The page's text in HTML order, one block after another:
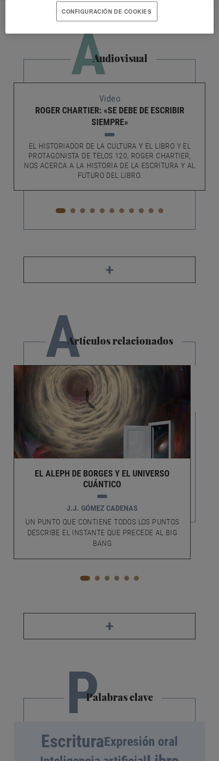
AAudiovisual
Video
ROGER CHARTIER: «SE DEBE DE ESCRIBIR
SIEMPRE»
EL HISTORIADOR DE LA CULTURA Y EL LIBRO Y EL
PROTAGONISTA DE TELOS 120, ROGER CHARTIER,
NOS ACERCA A LA HISTORIA DE LA ESCRITURA Y AL
FUTURO DEL LIBRO.
+
AArtículos relacionados
EL ALEPH DE BORGES Y EL UNIVERSO
CUÁNTICO
J.J. GÓMEZ CADENAS
UN PUNTO QUE CONTIENE TODOS LOS PUNTOS
DESCRIBE EL INSTANTE QUE PRECEDE AL BIG
BANG
+
PPalabras clave
EscrituraExpresión oral
CONFIGURACIÓN DE COOKIES